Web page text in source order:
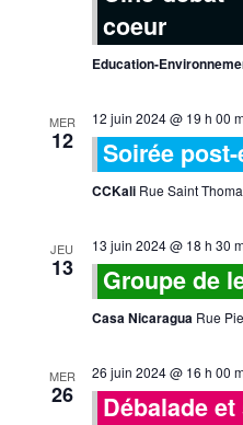
coeur
Education-
MER
12
12 juin 2024 @ 19 h 00
Soirée
CCKali Rue Saint
JEU
13
13 juin 2024 @ 18 h 30
Groupe de
Casa Nicaragua Rue
MER
26
26 juin 2024 @ 16 h 00
Débalade et